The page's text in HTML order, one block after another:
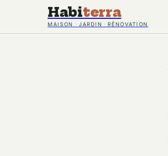
Habiterra
MAISON · JARDIN · RÉNOVATION